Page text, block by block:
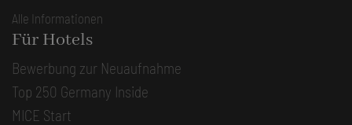
Alle Informationen
Für Hotels
Bewerbung zur Neuaufnahme
Top 250 Germany Inside
MICE Start